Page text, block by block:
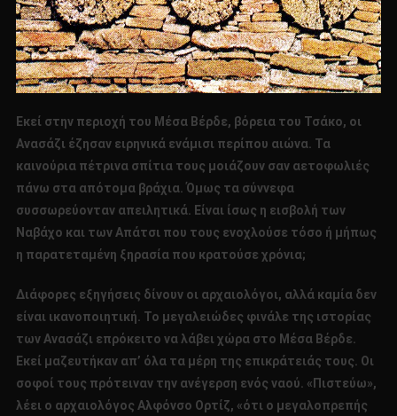
Εκεί στην περιοχή του Μέσα Βέρδε, βόρεια του Τσάκο, οι
Ανασάζι έζησαν ειρηνικά ενάμισι περίπου αιώνα. Τα
καινούρια πέτρινα σπίτια τους μοιάζουν σαν αετοφωλιές
πάνω στα απότομα βράχια. Όμως τα σύννεφα
συσσωρεύονταν απειλητικά. Είναι ίσως η εισβολή των
Ναβάχο και των Απάτσι που τους ενοχλούσε τόσο ή μήπως
η παρατεταμένη ξηρασία που κρατούσε χρόνια;
Διάφορες εξηγήσεις δίνουν οι αρχαιολόγοι, αλλά καμία δεν
είναι ικανοποιητική. Το μεγαλειώδες φινάλε της ιστορίας
των Ανασάζι επρόκειτο να λάβει χώρα στο Μέσα Βέρδε.
Εκεί μαζευτήκαν απ’ όλα τα μέρη της επικράτειάς τους. Οι
σοφοί τους πρότειναν την ανέγερση ενός ναού. «Πιστεύω»,
λέει ο αρχαιολόγος Αλφόνσο Ορτίζ, «ότι ο μεγαλοπρεπής